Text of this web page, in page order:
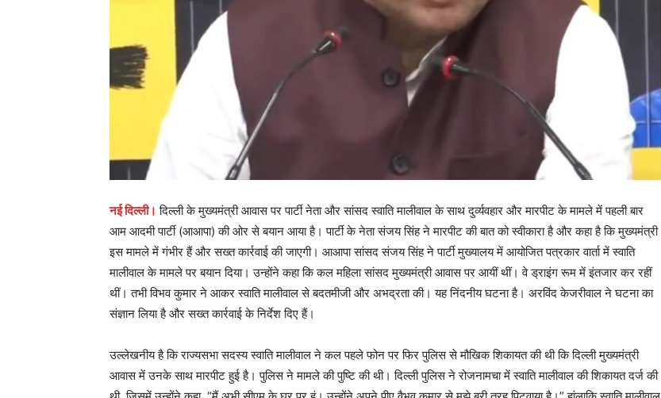
नई दिल्ली। दिल्ली के मुख्यमंत्री आवास पर पार्टी नेता और सांसद स्वाति मालीवाल के साथ दुर्व्यवहार और मारपीट के मामले में पहली बार
आम आदमी पार्टी (आआपा) की ओर से बयान आया है। पार्टी के नेता संजय सिंह ने मारपीट की बात को स्वीकारा है और कहा है कि मुख्यमंत्री
इस मामले में गंभीर हैं और सख्त कार्रवाई की जाएगी। आआपा सांसद संजय सिंह ने पार्टी मुख्यालय में आयोजित पत्रकार वार्ता में स्वाति
मालीवाल के मामले पर बयान दिया। उन्होंने कहा कि कल महिला सांसद मुख्यमंत्री आवास पर आयीं थीं। वे ड्राइंग रूम में इंतजार कर रहीं
थीं। तभी विभव कुमार ने आकर स्वाति मालीवाल से बदतमीजी और अभद्रता की। यह निंदनीय घटना है। अरविंद केजरीवाल ने घटना का
संज्ञान लिया है और सख्त कार्रवाई के निर्देश दिए हैं।
उल्लेखनीय है कि राज्यसभा सदस्य स्वाति मालीवाल ने कल पहले फोन पर फिर पुलिस से मौखिक शिकायत की थी कि दिल्ली मुख्यमंत्री
आवास में उनके साथ मारपीट हुई है। पुलिस ने मामले की पुष्टि की थी। दिल्ली पुलिस ने रोजनामचा में स्वाति मालीवाल की शिकायत दर्ज की